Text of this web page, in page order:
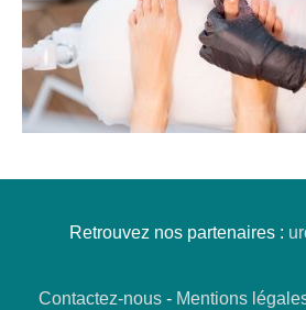
Retrouvez nos partenaires :
Contactez-nous- Mentions